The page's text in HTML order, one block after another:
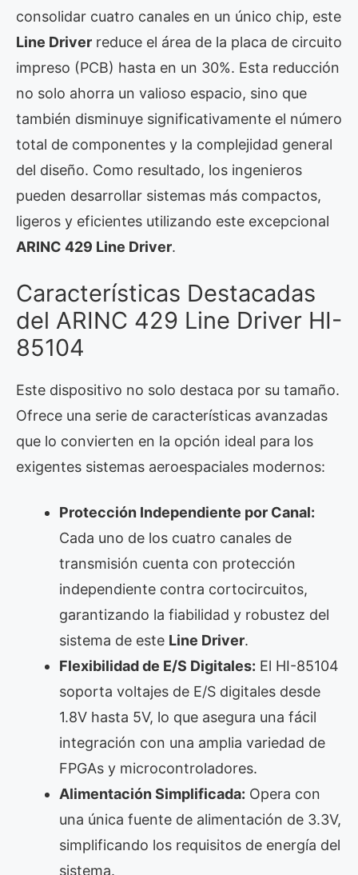
consolidar cuatro canales en un único chip, este
Line Driver reduce el área de la placa de circuito
impreso (PCB) hasta en un 30%. Esta reducción
no solo ahorra un valioso espacio, sino que
también disminuye significativamente el número
total de componentes y la complejidad general
del diseño. Como resultado, los ingenieros
pueden desarrollar sistemas más compactos,
ligeros y eficientes utilizando este excepcional
ARINC 429 Line Driver.
Características Destacadas
del ARINC 429 Line Driver HI-
85104
Este dispositivo no solo destaca por su tamaño.
Ofrece una serie de características avanzadas
que lo convierten en la opción ideal para los
exigentes sistemas aeroespaciales modernos:
Protección Independiente por Canal:
Cada uno de los cuatro canales de
transmisión cuenta con protección
independiente contra cortocircuitos,
garantizando la fiabilidad y robustez del
sistema de este Line Driver.
Flexibilidad de E/S Digitales: El HI-85104
soporta voltajes de E/S digitales desde
1.8V hasta 5V, lo que asegura una fácil
integración con una amplia variedad de
FPGAs y microcontroladores.
Alimentación Simplificada: Opera con
una única fuente de alimentación de 3.3V,
simplificando los requisitos de energía del
sistema.